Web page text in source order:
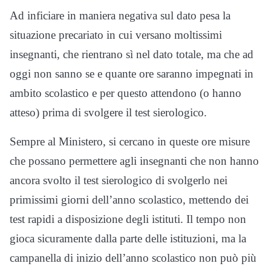
Ad inficiare in maniera negativa sul dato pesa la
situazione precariato in cui versano moltissimi
insegnanti, che rientrano sì nel dato totale, ma che ad
oggi non sanno se e quante ore saranno impegnati in
ambito scolastico e per questo attendono (o hanno
atteso) prima di svolgere il test sierologico.
Sempre al Ministero, si cercano in queste ore misure
che possano permettere agli insegnanti che non hanno
ancora svolto il test sierologico di svolgerlo nei
primissimi giorni dell’anno scolastico, mettendo dei
test rapidi a disposizione degli istituti. Il tempo non
gioca sicuramente dalla parte delle istituzioni, ma la
campanella di inizio dell’anno scolastico non può più